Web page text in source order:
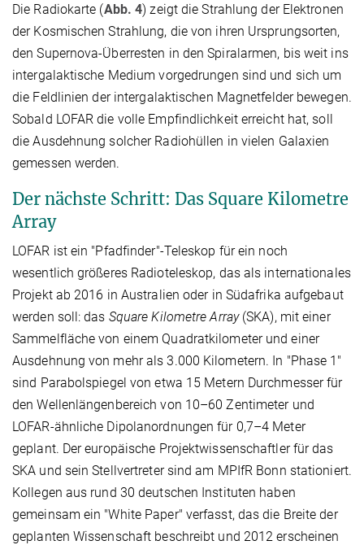
Die Radiokarte (Abb. 4) zeigt die Strahlung der Elektronen
der Kosmischen Strahlung, die von ihren Ursprungsorten,
den Supernova-Überresten in den Spiralarmen, bis weit ins
intergalaktische Medium vorgedrungen sind und sich um
die Feldlinien der intergalaktischen Magnetfelder bewegen.
Sobald LOFAR die volle Empfindlichkeit erreicht hat, soll
die Ausdehnung solcher Radiohüllen in vielen Galaxien
gemessen werden.
Der nächste Schritt: Das Square Kilometre
Array
LOFAR ist ein "Pfadfinder"-Teleskop für ein noch
wesentlich größeres Radioteleskop, das als internationales
Projekt ab 2016 in Australien oder in Südafrika aufgebaut
werden soll: das Square Kilometre Array(SKA), mit einer
Sammelfläche von einem Quadratkilometer und einer
Ausdehnung von mehr als 3.000 Kilometern. In "Phase 1"
sind Parabolspiegel von etwa 15 Metern Durchmesser für
den Wellenlängenbereich von 10–60 Zentimeter und
LOFAR-ähnliche Dipolanordnungen für 0,7–4 Meter
geplant. Der europäische Projektwissenschaftler für das
SKA und sein Stellvertreter sind am MPIfR Bonn stationiert.
Kollegen aus rund 30 deutschen Instituten haben
gemeinsam ein "White Paper" verfasst, das die Breite der
geplanten Wissenschaft beschreibt und 2012 erscheinen